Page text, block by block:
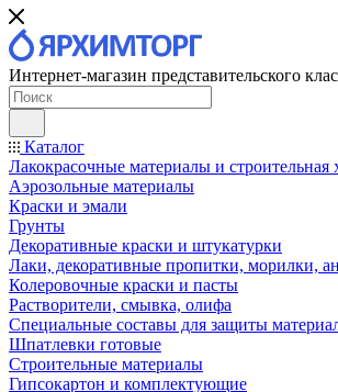
Интернет-магазин представительского
Каталог
Лакокрасочные материалы и строительная
Аэрозольные материалы
Краски и эмали
Грунты
Декоративные краски и штукатурки
Лаки, декоративные пропитки, морилки,
Колеровочные краски и пасты
Растворители, смывка, олифа
Специальные составы для защиты
Шпатлевки готовые
Строительные материалы
Гипсокартон и комплектующие